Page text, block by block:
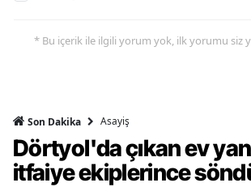
* Bu içerik ile ilgili yorum yok, ilk yorumu siz
Son Dakika Asayiş
Dörtyol'da çıkan ev
itfaiye ekiplerince